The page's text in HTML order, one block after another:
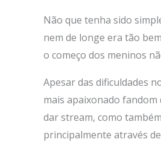
Não que tenha sido
nem de longe era tão
o começo dos meninos
Apesar das dificuldades
mais apaixonado
dar stream, como também
principalmente através